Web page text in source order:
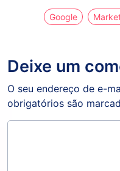
Google
Deixe um
O seu endereço de e-
obrigatórios são